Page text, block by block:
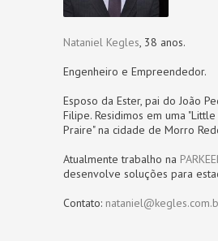
Nataniel Kegles, 38 anos.
Engenheiro e Empreendedor.
Esposo da Ester, pai do João
Filipe. Residimos em uma
Praire" na cidade de Morro
Atualmente trabalho na
desenvolve soluções para
Contato: